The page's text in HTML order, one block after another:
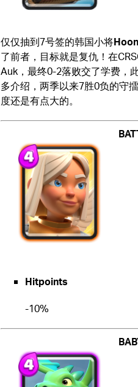
仅仅抽到7号签的韩国小将Hoon
了前者，目标就是复仇！在
Auk，最终0-2落败交了学费，
多介绍，两季以来7胜0负的守
度还是有点大的。
Hitpoints
-10%